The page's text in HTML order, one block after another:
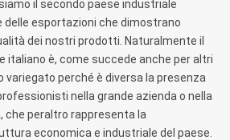
il secondo paese industriale
delle esportazioni che dimostrano
dei nostri prodotti. Naturalmente il
italiano è, come succede anche per altri
perché è diversa la presenza
nella grande azienda o nella
che peraltro rappresenta la
economica e industriale del paese.